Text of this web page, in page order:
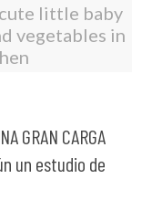
little baby
vegetables in
GRAN CARGA
un estudio de